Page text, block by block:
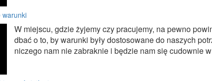
warunki
W miejscu, gdzie żyjemy czy pracujemy, na pewno
dbać o to, by warunki były dostosowane do naszych
niczego nam nie zabraknie i będzie nam się cudownie